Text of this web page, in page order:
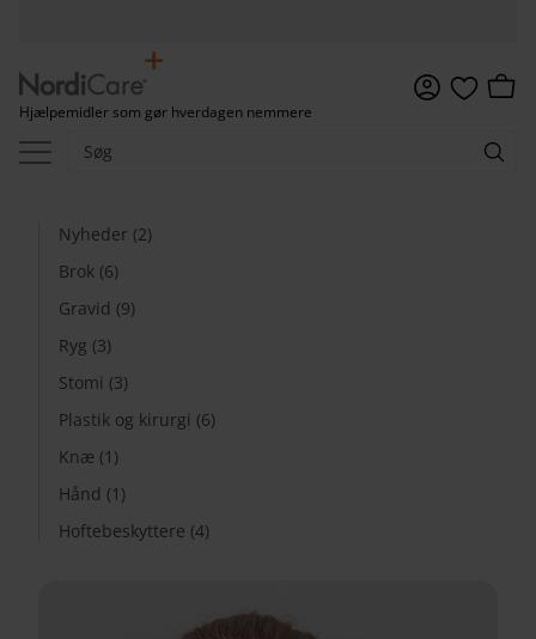
Hjælpemidler som gør hverdagen nemmere
Favoritter
Nyheder (2)
Brok (6)
Gravid (9)
Ryg (3)
Stomi (3)
Plastik og kirurgi (6)
Knæ (1)
Hånd (1)
Hoftebeskyttere (4)